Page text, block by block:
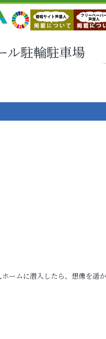
ル駐輪駐車場
ームに潜入したら、想像を遥